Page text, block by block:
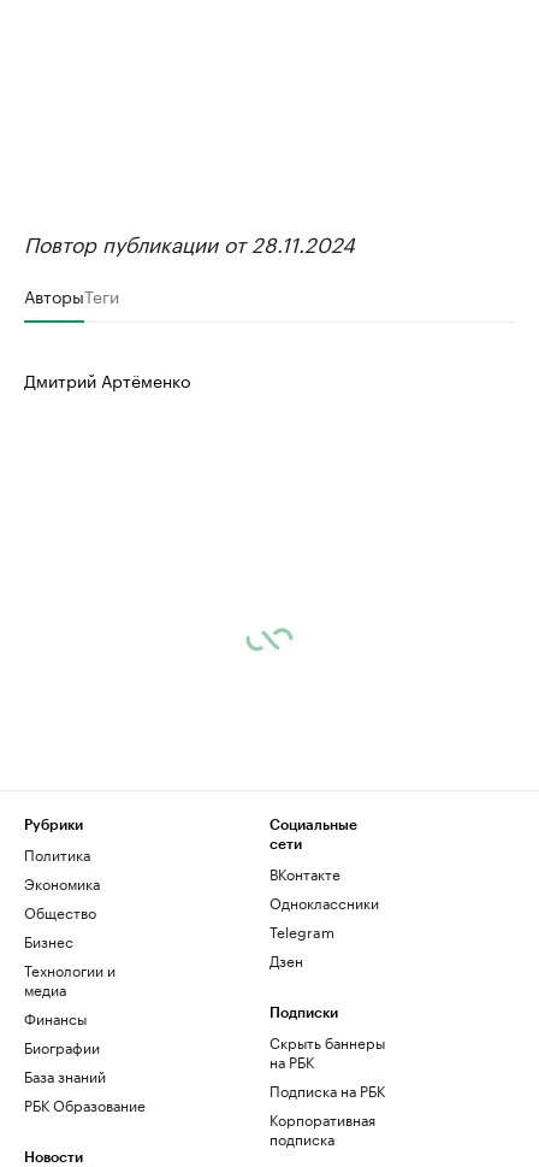
Повтор публикации от 28.11.2024
АвторыТеги
Дмитрий Артёменко
Рубрики
Политика
Экономика
Общество
Бизнес
Технологии и
медиа
Финансы
Биографии
База знаний
РБК Образование
Новости
Социальные
сети
ВКонтакте
Одноклассники
Telegram
Дзен
Подписки
Скрыть баннеры
на РБК
Подписка на РБК
Корпоративная
подписка